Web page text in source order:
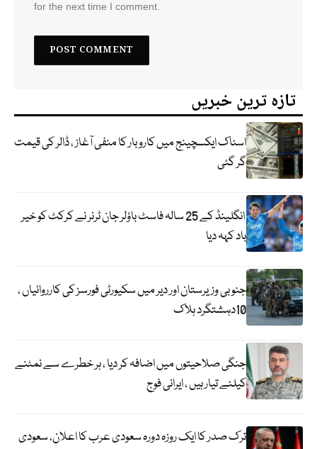
for the next time I comment.
تازہ ترین خبریں
اسٹاک ایکسچینج میں کاروبار کا منفی آغاز ، ڈالر کی قیمت
گر گئی
انگلینڈ کے 25 سالہ فاسٹ باؤلر جان ٹرنر نے کرکٹ کو خیر
باد کہہ دیا
جنوبی وزیرستان اور دیر میں سکیورٹی فورسز کی کارروائیاں ،
10دہشتگرد ہلاک
جنگی صلاحیتوں میں اضافہ کر دیا ، ہر خطرے سے نمٹنے
کیلئے تیار ہیں ، ایرانی فوج
ترک صدر کا ایک روزہ دورہ سعودی عرب کا اعلان، سعودی